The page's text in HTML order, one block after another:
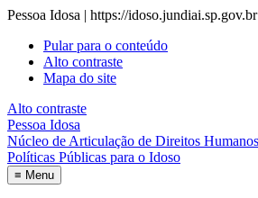
Pessoa Idosa | https://idoso.jundiai.sp.gov.br
Pular para o conteúdo
Alto contraste
Mapa do site
Alto contraste
Pessoa Idosa
Núcleo de Articulação de Direitos
Políticas Públicas para o Idoso
≡ Menu